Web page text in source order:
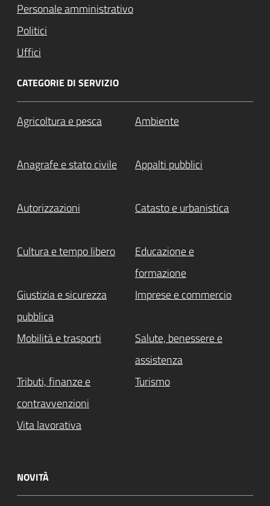
Personale amministrativo
Politici
Uffici
CATEGORIE DI SERVIZIO
Agricoltura e pesca Ambiente
Anagrafe e stato civile Appalti pubblici
Autorizzazioni Catasto e urbanistica
Cultura e tempo libero
Educazione e
formazione
Giustizia e sicurezza
pubblica
Imprese e commercio
Mobilità e trasporti
Salute, benessere e
assistenza
Tributi, finanze e
contravvenzioni
Turismo
Vita lavorativa
NOVITÀ